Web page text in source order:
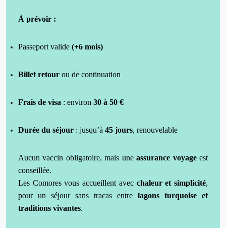
À prévoir :
Passeport valide (+6 mois)
Billet retour ou de continuation
Frais de visa : environ 30 à 50 €
Durée du séjour : jusqu’à 45 jours, renouvelable
Aucun vaccin obligatoire, mais uneassurance voyageest
conseillée.
Les Comores vous accueillent avec chaleur et simplicité,
pour un séjour sans tracas entre lagons turquoise et
traditions vivantes.